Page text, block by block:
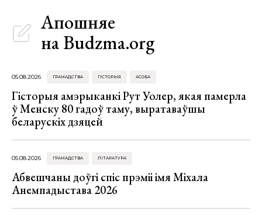
Апошняе
на Budzma.org
05.08.2026 ГРАМАДСТВА ГІСТОРЫЯ АСОБА
Гісторыя амэрыканкі Рут Уолер, якая памерла
ў Менску 80 гадоў таму, выратаваўшы
беларускіх дзяцей
05.08.2026 ГРАМАДСТВА ЛІТАРАТУРА
Абвешчаны доўгі спіс прэміі імя Міхала
Анемпадыстава 2026